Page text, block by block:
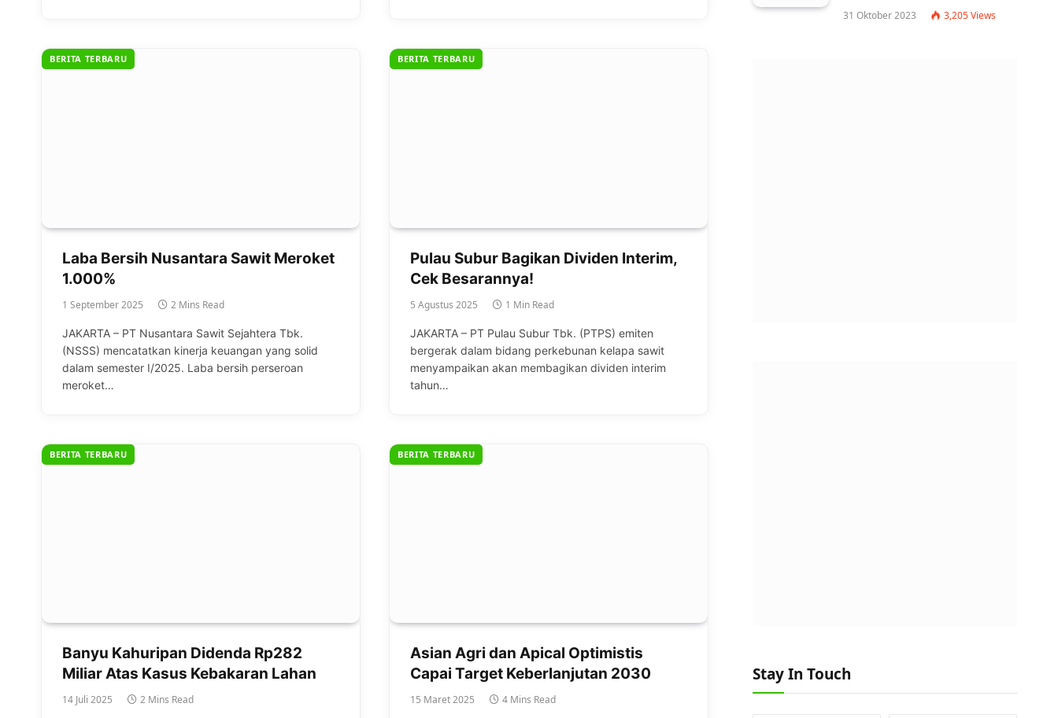
BERITA TERBARU
Laba Bersih Nusantara Sawit Meroket
1.000%
1 September 2025 2 Mins Read
JAKARTA – PT Nusantara Sawit Sejahtera Tbk.
(NSSS) mencatatkan kinerja keuangan yang solid
dalam semester I/2025. Laba bersih perseroan
meroket…
BERITA TERBARU
Pulau Subur Bagikan Dividen Interim,
Cek Besarannya!
5 Agustus 2025 1 Min Read
JAKARTA – PT Pulau Subur Tbk. (PTPS) emiten
bergerak dalam bidang perkebunan kelapa sawit
menyampaikan akan membagikan dividen interim
tahun…
BERITA TERBARU
Banyu Kahuripan Didenda Rp282
Miliar Atas Kasus Kebakaran Lahan
14 Juli 2025 2 Mins Read
BERITA TERBARU
Asian Agri dan Apical Optimistis
Capai Target Keberlanjutan 2030
15 Maret 2025 4 Mins Read
31 Oktober 2023 3,205Views
Stay In Touch